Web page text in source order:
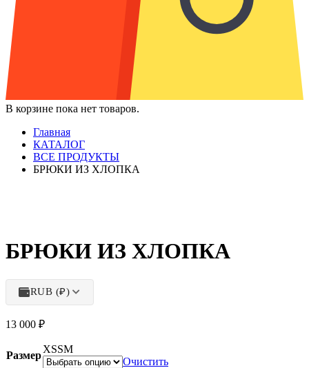
В корзине пока нет товаров.
Главная
КАТАЛОГ
ВСЕ ПРОДУКТЫ
БРЮКИ ИЗ ХЛОПКА
БРЮКИ ИЗ ХЛОПКА
RUB (₽)
13 000 ₽
Размер
XSSM
Очистить